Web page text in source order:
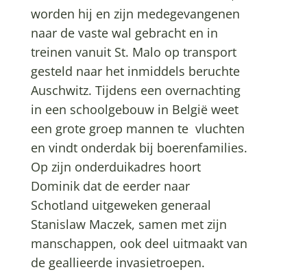
worden hij en zijn medegevangenen
naar de vaste wal gebracht en in
treinen vanuit St. Malo op transport
gesteld naar het inmiddels beruchte
Auschwitz. Tijdens een overnachting
in een schoolgebouw in België weet
een grote groep mannen te vluchten
en vindt onderdak bij boerenfamilies.
Op zijn onderduikadres hoort
Dominik dat de eerder naar
Schotland uitgeweken generaal
Stanislaw Maczek, samen met zijn
manschappen, ook deel uitmaakt van
de geallieerde invasietroepen.